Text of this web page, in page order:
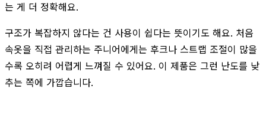
는 게 더 정확해요.
구조가 복잡하지 않다는 건 사용이 쉽다는 뜻이기도 해요. 처음
속옷을 직접 관리하는 주니어에게는 후크나 스트랩 조절이 많을
수록 오히려 어렵게 느껴질 수 있어요. 이 제품은 그런 난도를 낮
추는 쪽에 가깝습니다.